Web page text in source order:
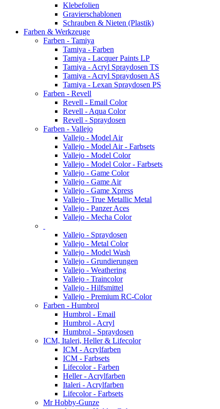
Klebefolien
Gravierschablonen
Schrauben & Nieten (Plastik)
Farben & Werkzeuge
Farben - Tamiya
Tamiya - Farben
Tamiya - Lacquer Paints LP
Tamiya - Acryl Spraydosen TS
Tamiya - Acryl Spraydosen AS
Tamiya - Lexan Spraydosen PS
Farben - Revell
Revell - Email Color
Revell - Aqua Color
Revell - Spraydosen
Farben - Vallejo
Vallejo - Model Air
Vallejo - Model Air - Farbsets
Vallejo - Model Color
Vallejo - Model Color - Farbsets
Vallejo - Game Color
Vallejo - Game Air
Vallejo - Game Xpress
Vallejo - True Metallic Metal
Vallejo - Panzer Aces
Vallejo - Mecha Color
Vallejo - Spraydosen
Vallejo - Metal Color
Vallejo - Model Wash
Vallejo - Grundierungen
Vallejo - Weathering
Vallejo - Traincolor
Vallejo - Hilfsmittel
Vallejo - Premium RC-Color
Farben - Humbrol
Humbrol - Email
Humbrol - Acryl
Humbrol - Spraydosen
ICM, Italeri, Heller & Lifecolor
ICM - Acrylfarben
ICM - Farbsets
Lifecolor - Farben
Heller - Acrylfarben
Italeri - Acrylfarben
Lifecolor - Farbsets
Mr Hobby-Gunze